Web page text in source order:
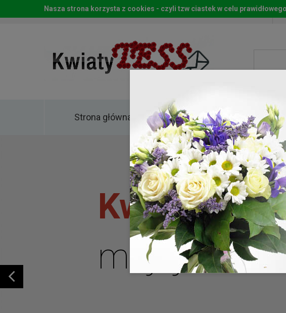
Strona główna Kwiaty
Kwiaty dla
mojej
Nasza strona korzysta z cookies - czyli tzw ciastek w celu